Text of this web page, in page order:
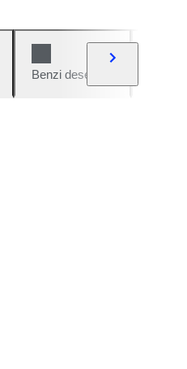
Benzi desenate